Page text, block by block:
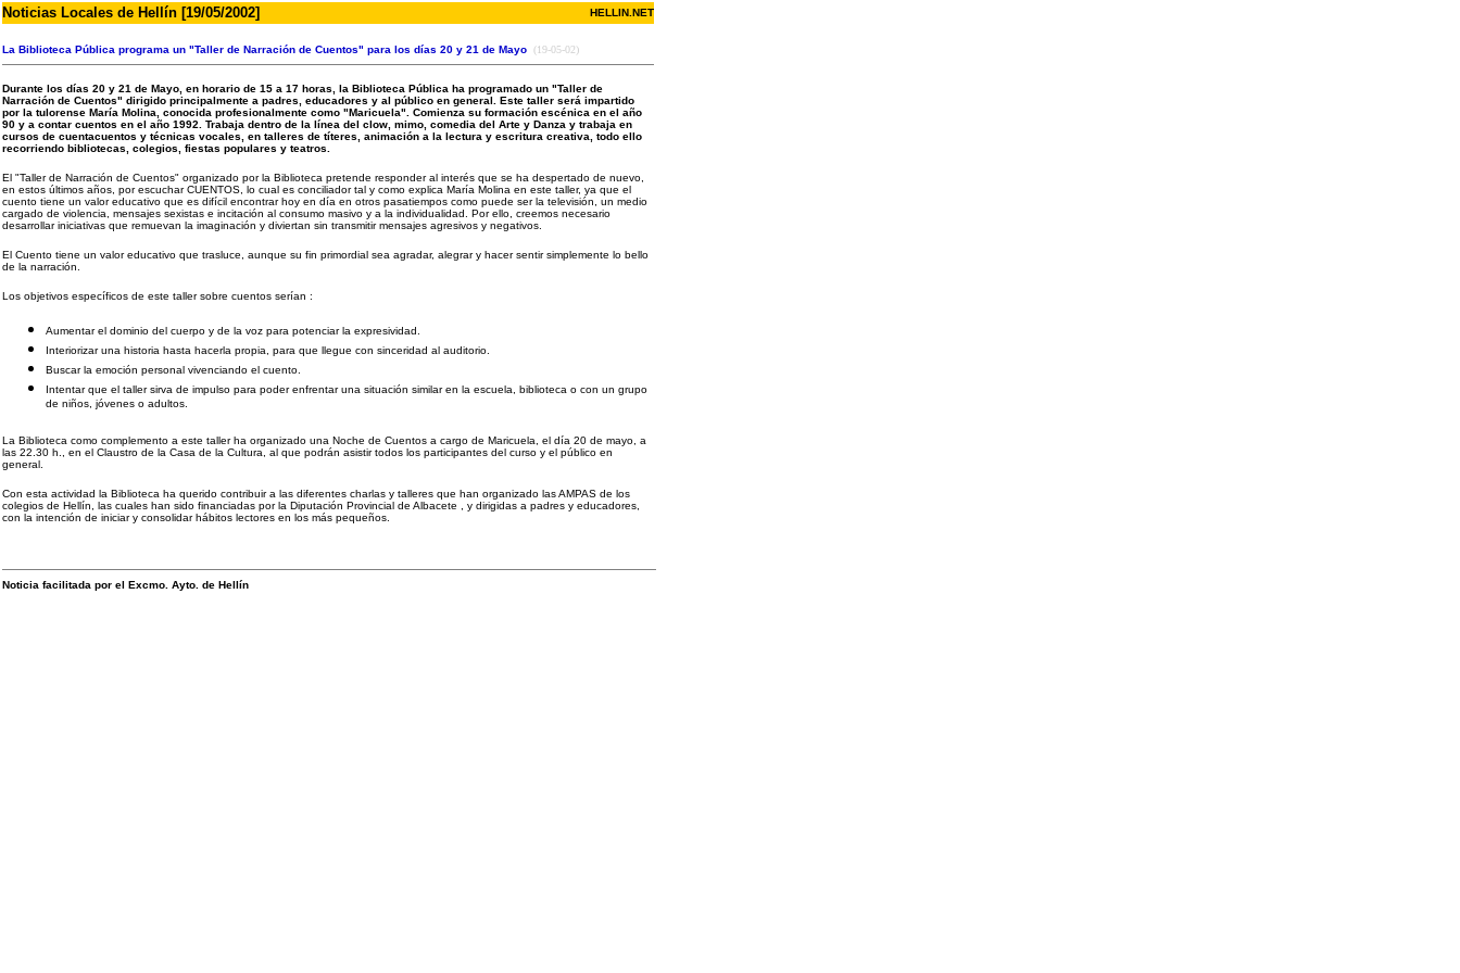
Noticias Locales de Hellín [19/05/2002] HELLIN.NET
La Biblioteca Pública programa un "Taller de Narración de Cuentos" para los días 20 y 21 de Mayo (19-05-02)
Durante los días 20 y 21 de Mayo, en horario de 15 a 17 horas, la Biblioteca Pública ha programado un "Taller de
Narración de Cuentos" dirigido principalmente a padres, educadores y al público en general. Este taller será impartido
por la tulorense María Molina, conocida profesionalmente como "Maricuela". Comienza su formación escénica en el año
90 y a contar cuentos en el año 1992. Trabaja dentro de la línea del clow, mimo, comedia del Arte y Danza y trabaja en
cursos de cuentacuentos y técnicas vocales, en talleres de títeres, animación a la lectura y escritura creativa, todo ello
recorriendo bibliotecas, colegios, fiestas populares y teatros.
El "Taller de Narración de Cuentos" organizado por la Biblioteca pretende responder al interés que se ha despertado de nuevo,
en estos últimos años, por escuchar CUENTOS, lo cual es conciliador tal y como explica María Molina en este taller, ya que el
cuento tiene un valor educativo que es difícil encontrar hoy en día en otros pasatiempos como puede ser la televisión, un medio
cargado de violencia, mensajes sexistas e incitación al consumo masivo y a la individualidad. Por ello, creemos necesario
desarrollar iniciativas que remuevan la imaginación y diviertan sin transmitir mensajes agresivos y negativos.
El Cuento tiene un valor educativo que trasluce, aunque su fin primordial sea agradar, alegrar y hacer sentir simplemente lo bello
de la narración.
Los objetivos específicos de este taller sobre cuentos serían :
Aumentar el dominio del cuerpo y de la voz para potenciar la expresividad.
Interiorizar una historia hasta hacerla propia, para que llegue con sinceridad al auditorio.
Buscar la emoción personal vivenciando el cuento.
Intentar que el taller sirva de impulso para poder enfrentar una situación similar en la escuela, biblioteca o con un grupo
de niños, jóvenes o adultos.
La Biblioteca como complemento a este taller ha organizado una Noche de Cuentos a cargo de Maricuela, el día 20 de mayo, a
las 22.30 h., en el Claustro de la Casa de la Cultura, al que podrán asistir todos los participantes del curso y el público en
general.
Con esta actividad la Biblioteca ha querido contribuir a las diferentes charlas y talleres que han organizado las AMPAS de los
colegios de Hellín, las cuales han sido financiadas por la Diputación Provincial de Albacete , y dirigidas a padres y educadores,
con la intención de iniciar y consolidar hábitos lectores en los más pequeños.
Noticia facilitada por el Excmo. Ayto. de Hellín